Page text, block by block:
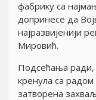
фабрику са
допринесе да
најразвијенији
Мировић.
Подсећања ради,
кренула са
затворена